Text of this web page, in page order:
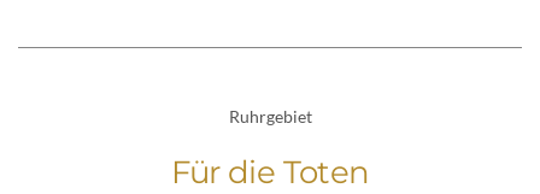
Ruhrgebiet
Für die Toten